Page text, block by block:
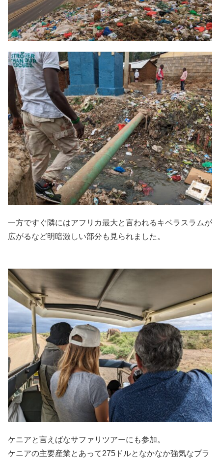
一方ですぐ隣にはアフリカ最大と言われるキベラスラムが
広がるなど明暗激しい部分も見られました。
ケニアと言えばなサファリツアーにも参加。
ケニアの主要産業とあって275ドルとなかなか強気なプラ